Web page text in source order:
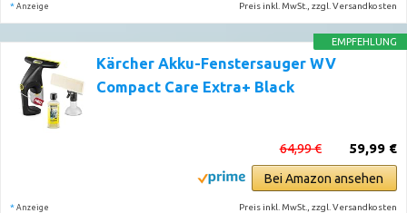
* Anzeige Preis inkl. MwSt., zzgl. Versandkosten
EMPFEHLUNG
Kärcher Akku-Fenstersauger WV
Compact Care Extra+ Black
59,99 €
64,99 €
Bei Amazon ansehen
* Anzeige Preis inkl. MwSt., zzgl. Versandkosten